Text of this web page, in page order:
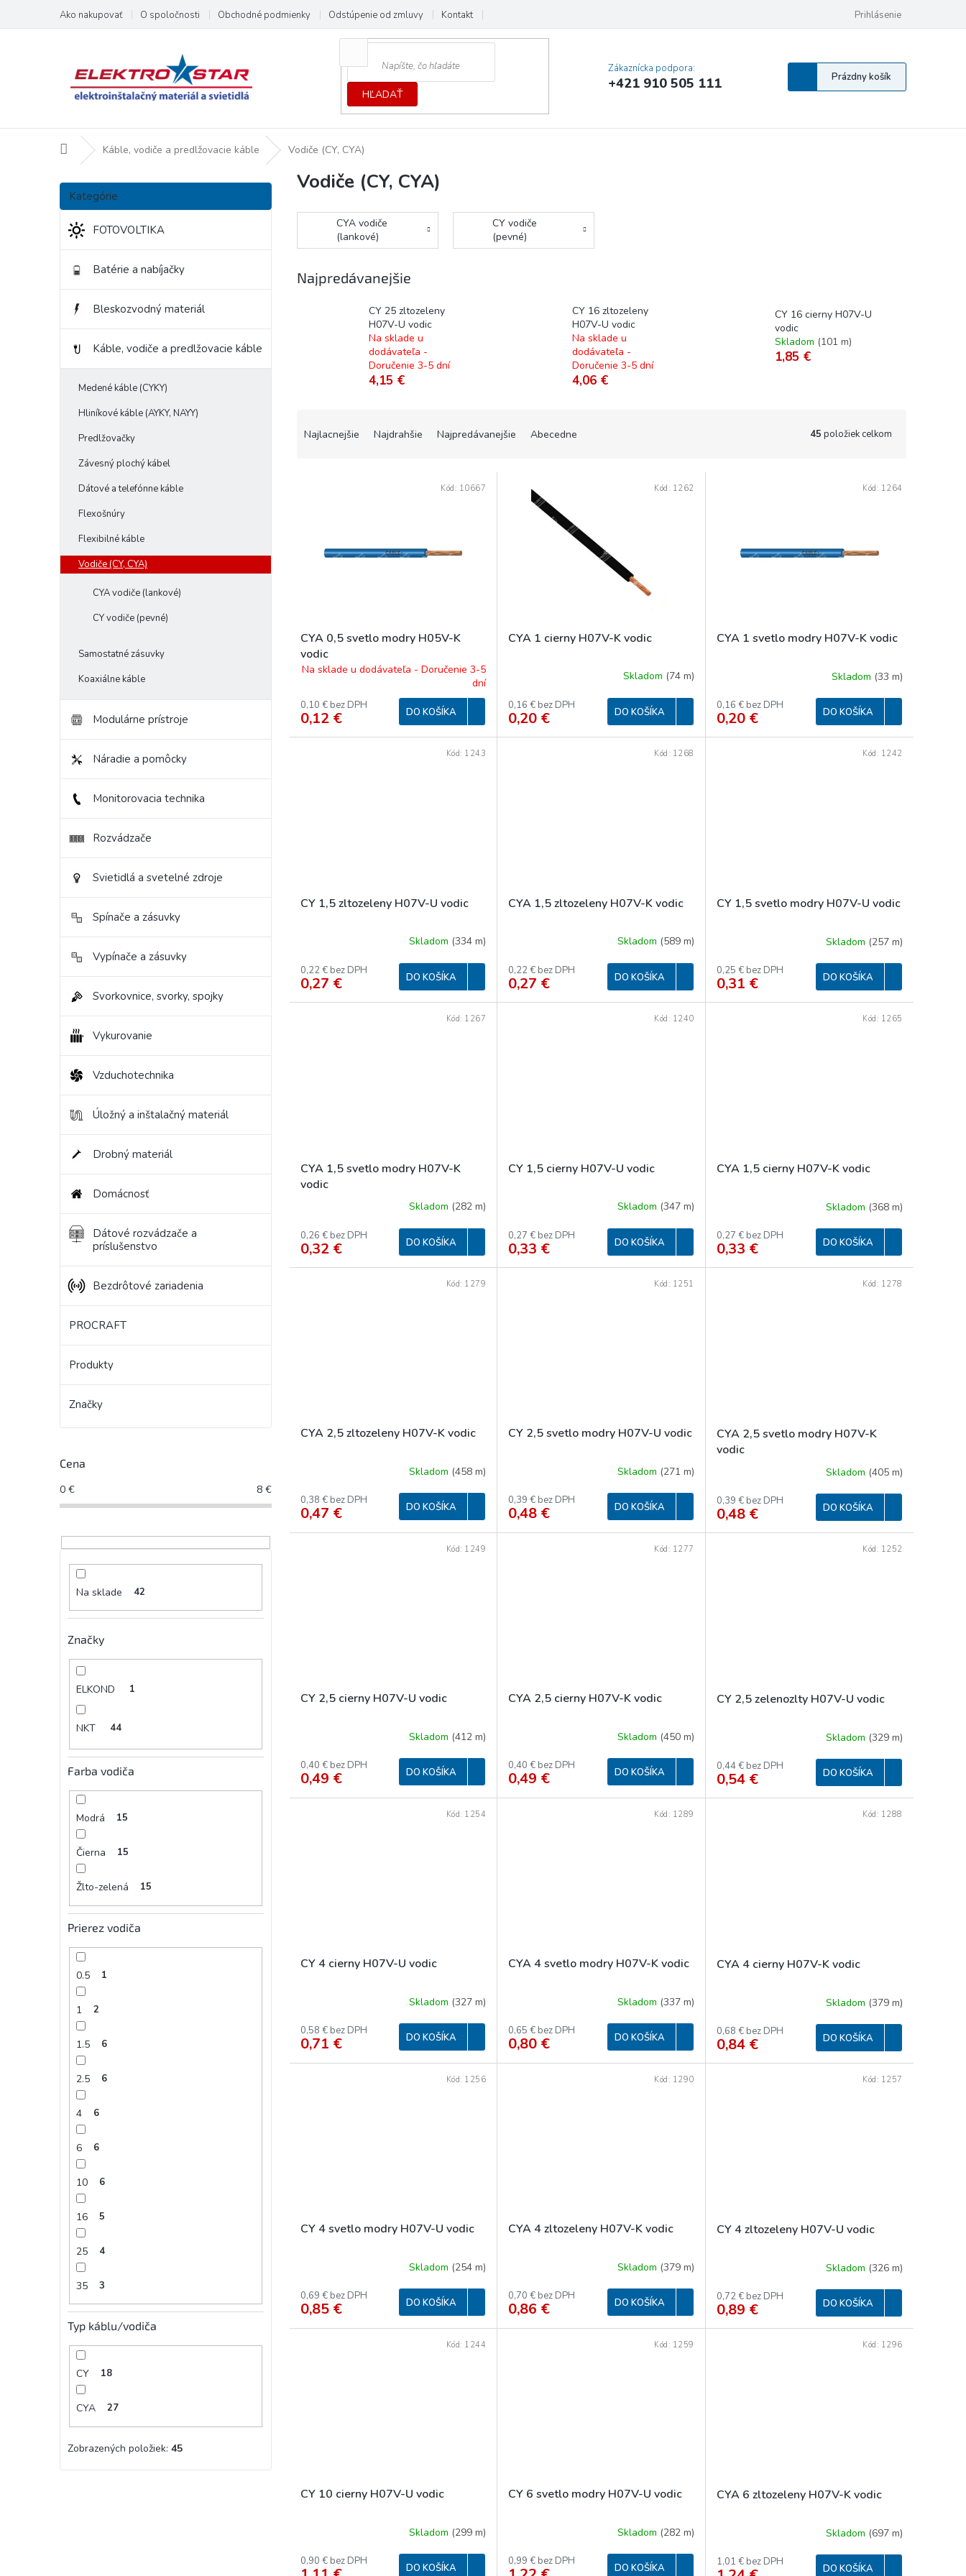
obsah
Ako nakupovať O spoločnosti Obchodné podmienky Odstúpenie od zmluvy Kontakt Vyhlásenie o prístupnosti
Prihlásenie
HĽADAŤ
Zákaznícka podpora:
+421 910 505 111
Nákupný
košík
Prázdny košík
DomovKáble, vodiče a predlžovacie káble Vodiče (CY, CYA)
B
č
n
Preskočiť
kategórie
Kategórie
FOTOVOLTIKA
Batérie a nabíjačky
Bleskozvodný materiál
Káble, vodiče a predlžovacie káble
Medené káble (CYKY)
Hliníkové káble (AYKY, NAYY)
Predlžovačky
Závesný plochý kábel
Dátové a telefónne káble
Flexošnúry
Flexibilné káble
Vodiče (CY, CYA)
CYA vodiče (lankové)
CY vodiče (pevné)
Samostatné zásuvky
Koaxiálne káble
Modulárne prístroje
Náradie a pomôcky
Monitorovacia technika
Rozvádzače
Svietidlá a svetelné zdroje
Spínače a zásuvky
Vypínače a zásuvky
Svorkovnice, svorky, spojky
Vykurovanie
Vzduchotechnika
Úložný a inštalačný materiál
Drobný materiál
Domácnosť
Dátové rozvádzače a
príslušenstvo
Bezdrôtové zariadenia
PROCRAFT
Produkty
Značky
Cena
0 € 8 €
Na sklade 42
Značky
ELKOND 1
NKT 44
Farba vodiča
Modrá 15
Čierna 15
Žlto-zelená 15
Prierez vodiča
0.5 1
1 2
1.5 6
2.5 6
4 6
6 6
10 6
16 5
25 4
35 3
Typ káblu/vodiča
CY 18
CYA 27
Zobrazených položiek: 45
Vodiče (CY, CYA)
CYA vodiče
(lankové)
CY vodiče
(pevné)
Najpredávanejšie
CY 25 zltozeleny
H07V-U vodic
Na sklade u
dodávateľa -
Doručenie 3-5 dní
4,15 €
CY 16 zltozeleny
H07V-U vodic
Na sklade u
dodávateľa -
Doručenie 3-5 dní
4,06 €
CY 16 cierny H07V-U
vodic
Skladom (101 m)
1,85 €
o
v
Najlacnejšie Najdrahšie Najpredávanejšie Abecedne 45 položiek celkom
k
t
o
CYA 0,5 svetlo modry H05V-K
vodic
Na sklade u dodávateľa - Doručenie 3-5
dní
0,10 € bez DPH
0,12 € DO KOŠÍKA
Kód: 10667
CYA 1 cierny H07V-K vodic
Skladom (74 m)
0,16 € bez DPH
0,20 € DO KOŠÍKA
Kód: 1262
CYA 1 svetlo modry H07V-K vodic
Skladom (33 m)
0,16 € bez DPH
0,20 € DO KOŠÍKA
Kód: 1264
CY 1,5 zltozeleny H07V-U vodic
Skladom (334 m)
0,22 € bez DPH
0,27 € DO KOŠÍKA
Kód: 1243
CYA 1,5 zltozeleny H07V-K vodic
Skladom (589 m)
0,22 € bez DPH
0,27 € DO KOŠÍKA
Kód: 1268
CY 1,5 svetlo modry H07V-U vodic
Skladom (257 m)
0,25 € bez DPH
0,31 € DO KOŠÍKA
Kód: 1242
CYA 1,5 svetlo modry H07V-K
vodic
Skladom (282 m)
0,26 € bez DPH
0,32 € DO KOŠÍKA
Kód: 1267
CY 1,5 cierny H07V-U vodic
Skladom (347 m)
0,27 € bez DPH
0,33 € DO KOŠÍKA
Kód: 1240
CYA 1,5 cierny H07V-K vodic
Skladom (368 m)
0,27 € bez DPH
0,33 € DO KOŠÍKA
Kód: 1265
CYA 2,5 zltozeleny H07V-K vodic
Skladom (458 m)
0,38 € bez DPH
0,47 € DO KOŠÍKA
Kód: 1279
CY 2,5 svetlo modry H07V-U vodic
Skladom (271 m)
0,39 € bez DPH
0,48 € DO KOŠÍKA
Kód: 1251
CYA 2,5 svetlo modry H07V-K
vodic
Skladom (405 m)
0,39 € bez DPH
0,48 € DO KOŠÍKA
Kód: 1278
CY 2,5 cierny H07V-U vodic
Skladom (412 m)
0,40 € bez DPH
0,49 € DO KOŠÍKA
Kód: 1249
CYA 2,5 cierny H07V-K vodic
Skladom (450 m)
0,40 € bez DPH
0,49 € DO KOŠÍKA
Kód: 1277
CY 2,5 zelenozlty H07V-U vodic
Skladom (329 m)
0,44 € bez DPH
0,54 € DO KOŠÍKA
Kód: 1252
CY 4 cierny H07V-U vodic
Skladom (327 m)
0,58 € bez DPH
0,71 € DO KOŠÍKA
Kód: 1254
CYA 4 svetlo modry H07V-K vodic
Skladom (337 m)
0,65 € bez DPH
0,80 € DO KOŠÍKA
Kód: 1289
CYA 4 cierny H07V-K vodic
Skladom (379 m)
0,68 € bez DPH
0,84 € DO KOŠÍKA
Kód: 1288
CY 4 svetlo modry H07V-U vodic
Skladom (254 m)
0,69 € bez DPH
0,85 € DO KOŠÍKA
Kód: 1256
CYA 4 zltozeleny H07V-K vodic
Skladom (379 m)
0,70 € bez DPH
0,86 € DO KOŠÍKA
Kód: 1290
CY 4 zltozeleny H07V-U vodic
Skladom (326 m)
0,72 € bez DPH
0,89 € DO KOŠÍKA
Kód: 1257
CY 10 cierny H07V-U vodic
Skladom (299 m)
0,90 € bez DPH
DO KOŠÍKA
Kód: 1244
CY 6 svetlo modry H07V-U vodic
Skladom (282 m)
0,99 € bez DPH
DO KOŠÍKA
Kód: 1259
CYA 6 zltozeleny H07V-K vodic
Skladom (697 m)
1,01 € bez DPH
DO KOŠÍKA
Kód: 1296